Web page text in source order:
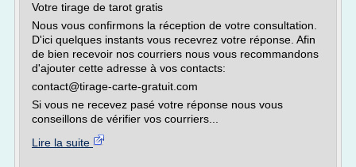
Votre tirage de tarot gratis
Nous vous confirmons la réception de votre consultation.
D'ici quelques instants vous recevrez votre réponse. Afin
de bien recevoir nos courriers nous vous recommandons
d'ajouter cette adresse à vos contacts:
contact@tirage-carte-gratuit.com
Si vous ne recevez pasé votre réponse nous vous
conseillons de vérifier vos courriers...
Lire la suite